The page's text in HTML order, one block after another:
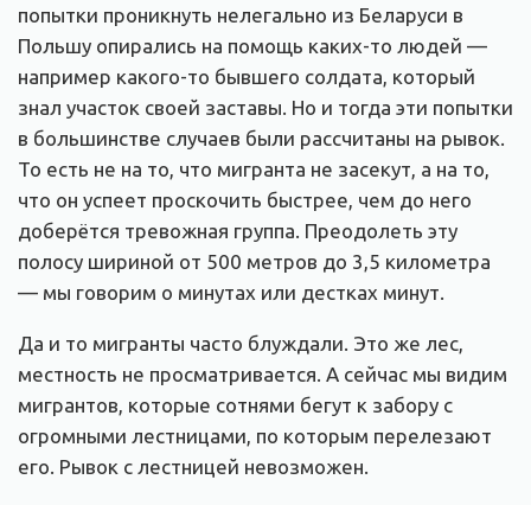
попытки проникнуть нелегально из Беларуси в
Польшу опирались на помощь каких-то людей —
например какого-то бывшего солдата, который
знал участок своей заставы. Но и тогда эти попытки
в большинстве случаев были рассчитаны на рывок.
То есть не на то, что мигранта не засекут, а на то,
что он успеет проскочить быстрее, чем до него
доберётся тревожная группа. Преодолеть эту
полосу шириной от 500 метров до 3,5 километра
— мы говорим о минутах или дестках минут.
Да и то мигранты часто блуждали. Это же лес,
местность не просматривается. А сейчас мы видим
мигрантов, которые сотнями бегут к забору с
огромными лестницами, по которым перелезают
его. Рывок с лестницей невозможен.